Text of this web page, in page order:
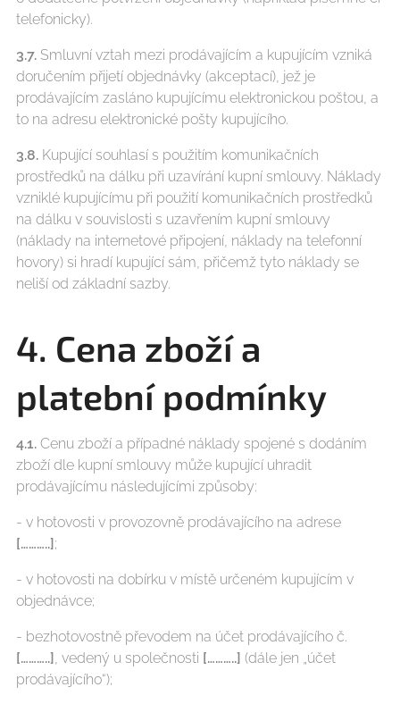
telefonicky).
3.7. Smluvní vztah mezi prodávajícím a kupujícím vzniká
doručením přijetí objednávky (akceptací), jež je
prodávajícím zasláno kupujícímu elektronickou poštou, a
to na adresu elektronické pošty kupujícího.
3.8. Kupující souhlasí s použitím komunikačních
prostředků na dálku při uzavírání kupní smlouvy. Náklady
vzniklé kupujícímu při použití komunikačních prostředků
na dálku v souvislosti s uzavřením kupní smlouvy
(náklady na internetové připojení, náklady na telefonní
hovory) si hradí kupující sám, přičemž tyto náklady se
neliší od základní sazby.
4. Cena zboží a
platební podmínky
4.1. Cenu zboží a případné náklady spojené s dodáním
zboží dle kupní smlouvy může kupující uhradit
prodávajícímu následujícími způsoby:
- v hotovosti v provozovně prodávajícího na adrese
[………..];
- v hotovosti na dobírku v místě určeném kupujícím v
objednávce;
- bezhotovostně převodem na účet prodávajícího č.
[………..], vedený u společnosti [………..] (dále jen „účet
prodávajícího“);